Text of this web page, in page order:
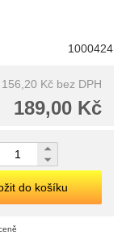
1000424
156,20 Kč bez DPH
189,00 Kč
do košíku